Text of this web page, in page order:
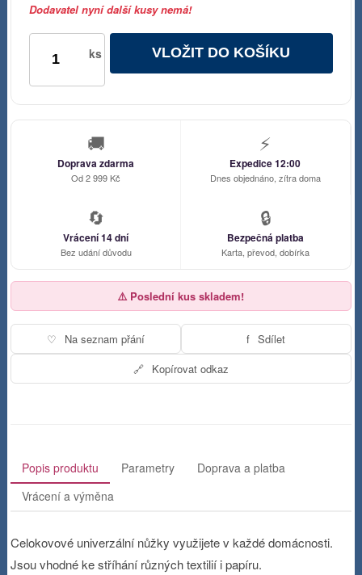
Dodavatel nyní další kusy nemá!
ks VLOŽIT DO KOŠÍKU
🚚
Doprava zdarma
Od 2 999 Kč
⚡
Expedice 12:00
Dnes objednáno, zítra doma
🔄
Vrácení 14 dní
Bez udání důvodu
🔒
Bezpečná platba
Karta, převod, dobírka
⚠️ Poslední kus skladem!
♡ Na seznam přání f Sdílet
🔗 Kopírovat odkaz
Popis produktu Parametry
Doprava a platba
Vrácení a výměna
Celokovové univerzální nůžky využijete v každé domácnosti.
Jsou vhodné ke stříhání různých textilií i papíru.